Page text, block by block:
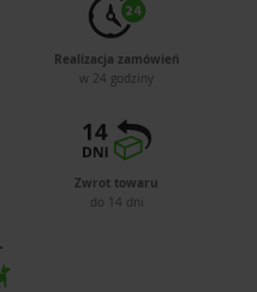
Realizacja zamówień
w 24 godziny
Zwrot towaru
do 14 dni